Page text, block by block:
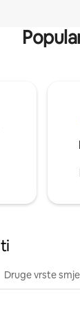
Druge vrste